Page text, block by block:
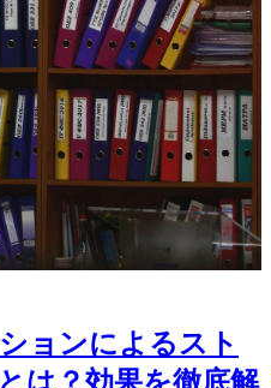
ョンによるスト
は？効果を徹底解